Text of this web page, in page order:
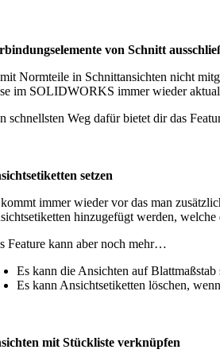
von Schnitt
Normteile in Schnittansichten nicht
im SOLIDWORKS immer wieder
schnellsten Weg dafür bietet dir das
setzen
immer wieder vor das man
hinzugefügt werden,
Feature kann aber noch mehr…
Es kann die Ansichten auf
Es kann Ansichtsetiketten löschen,
mit Stückliste verknüpfen